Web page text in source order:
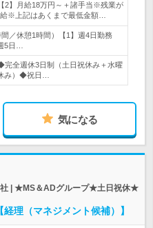
2】月給18万円～＋諸手当※残業が
※上記はあくまで最低金額…
／休憩1時間）【1】週4日勤務
5日…
全週休3日制（土日祝休み＋水曜
み）◆祝日…
気になる
社 | ★MS＆ADグループ★土日祝休★
理（マネジメント候補）】